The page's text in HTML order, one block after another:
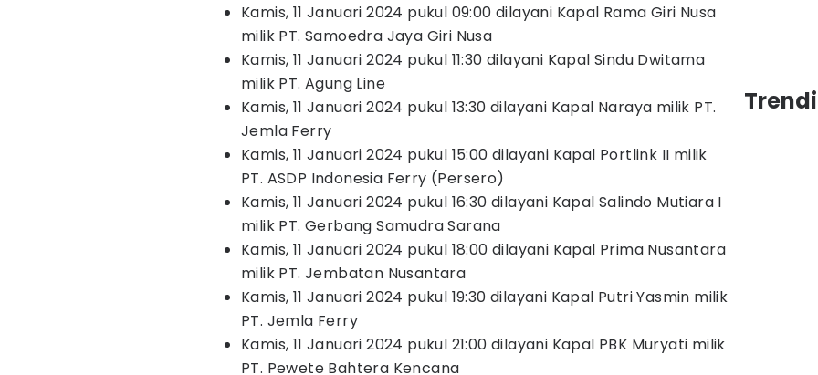
Kamis, 11 Januari 2024 pukul 09:00 dilayani Kapal Rama Giri Nusa
milik PT. Samoedra Jaya Giri Nusa
Kamis, 11 Januari 2024 pukul 11:30 dilayani Kapal Sindu Dwitama
milik PT. Agung Line
Kamis, 11 Januari 2024 pukul 13:30 dilayani Kapal Naraya milik PT.
Jemla Ferry
Kamis, 11 Januari 2024 pukul 15:00 dilayani Kapal Portlink II milik
PT. ASDP Indonesia Ferry (Persero)
Kamis, 11 Januari 2024 pukul 16:30 dilayani Kapal Salindo Mutiara I
milik PT. Gerbang Samudra Sarana
Kamis, 11 Januari 2024 pukul 18:00 dilayani Kapal Prima Nusantara
milik PT. Jembatan Nusantara
Kamis, 11 Januari 2024 pukul 19:30 dilayani Kapal Putri Yasmin milik
PT. Jemla Ferry
Kamis, 11 Januari 2024 pukul 21:00 dilayani Kapal PBK Muryati milik
PT. Pewete Bahtera Kencana